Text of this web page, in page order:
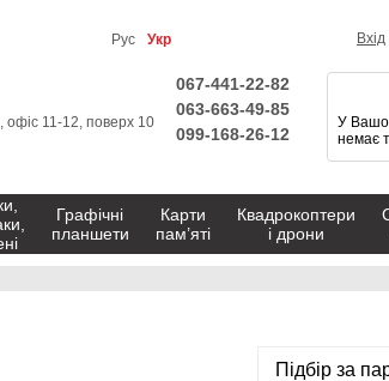
Підбір за
Рус Укр Вхід
офіс 11-12, поверх 10
067-441-22-82
063-663-49-85
099-168-26-12
У
немає
Графічні
планшети
Карти
пам’яті
Квадрокоптери
і дрони